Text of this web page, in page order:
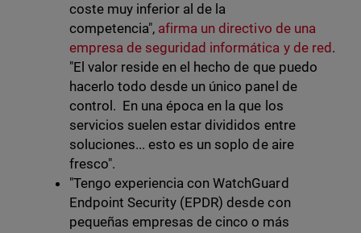
coste muy inferior al de la
competencia", afirma un directivo de una
empresa de seguridad informática y de red .
"El valor reside en el hecho de que puedo
hacerlo todo desde un único panel de
control. En una época en la que los
servicios suelen estar divididos entre
soluciones... esto es un soplo de aire
fresco".
"Tengo experiencia con WatchGuard
Endpoint Security (EPDR) desde con
pequeñas empresas de cinco o más